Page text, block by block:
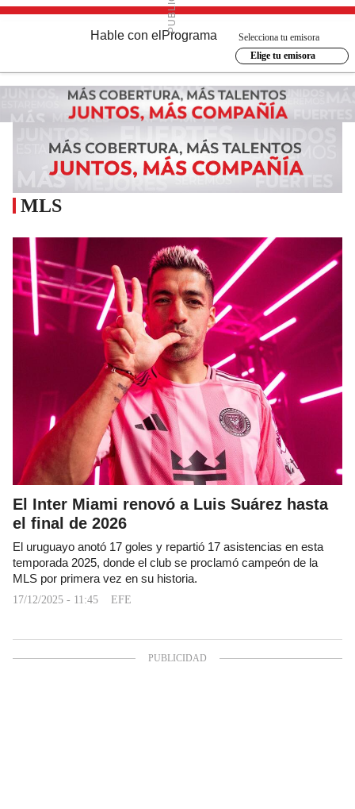
Hable con el Programa
Selecciona tu emisora
Elige tu emisora
MLS
El Inter Miami renovó a Luis Suárez hasta
el final de 2026
El uruguayo anotó 17 goles y repartió 17 asistencias en esta
temporada 2025, donde el club se proclamó campeón de la
MLS por primera vez en su historia.
17/12/2025 - 11:45 EFE